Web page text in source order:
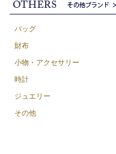
バッグ
財布
小物・アクセサリー
時計
ジュエリー
その他